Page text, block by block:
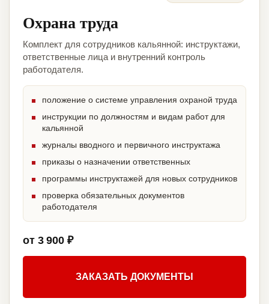
Охрана труда
Комплект для сотрудников кальянной: инструктажи,
ответственные лица и внутренний контроль
работодателя.
положение о системе управления охраной труда
инструкции по должностям и видам работ для
кальянной
журналы вводного и первичного инструктажа
приказы о назначении ответственных
программы инструктажей для новых сотрудников
проверка обязательных документов
работодателя
от 3 900 ₽
ЗАКАЗАТЬ ДОКУМЕНТЫ